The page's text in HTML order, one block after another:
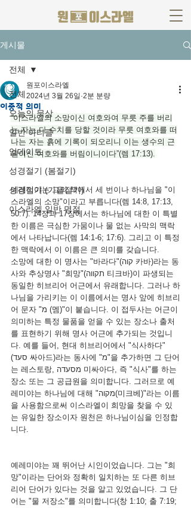
게시물
전체
오늘의 묵상
일반 아티클
업데이트
성경절기 (봄절기)
성경절기 (가을절기)
이스라엘 일반 명절
전체
이중적 의미
원포이스라엘
2024년 3월 26일 2분 분량
“이스라엘의 소망이신 여호와여 무릇 주를 버리
는 자는 다 수치를 당할 것이라 무릇 여호와를 떠
나는 자는 흙에 기록이 되오리니 이는 생수의 근
원이신 여호와를 버림이니이다”(렘 17:13).
예레미야는 그의 책에서 세 번이나 하나님을 "이
스라엘의 소망"이라고 부릅니다(렘 14:8, 17:13,
50:7). 14장과 17장에서는 하나님에 대한 이 특별
한 이름은 극심한 가뭄이나 물 없는 사막의 맥락
에서 나타납니다(렘 14:1-6; 17:6). 그리고 이 특정
한 맥락에서 이 이름은 큰 의미를 갖습니다.
소망에 대한 이 명사는 "바라다"(קוה 카바)라는 동
사와 추상명사 "희망"(תקווה 티크바)이 파생되는
동일한 히브리어 어근에서 유래합니다. 그러나 하
나님을 가리키는 이 이름에서는 명사 앞에 히브리
어 문자 "מ (멤)"이 붙습니다. 이 접두사는 어근이
의미하는 특정 물품을 얻을 수 있는 장소나 출처
를 표현하기 위해 명사 어근에 추가되는 것입니
다. 예를 들어, 현대 히브리어에서 "식사하다"
(סעד 싸아드)라는 동사에 "מ"을 추가하면 그 단어
는 레스토랑, מסעדה 미싸아다, 즉 "식사"를 하는
장소 또는 그 공급원을 의미합니다. 그러므로 예
레미야는 하나님에 대해 "מקוה(미크베)"라는 이름
을 사용함으로써 이스라엘이 희망을 찾을 수 있
는 유일한 장소이자 원천은 하나님이심을 인정합
니다.
예레미야는 꽤 뛰어난 시인이었습니다. 그는 "희
망"이라는 단어와 정확히 일치하는 또 다른 히브
리어 단어가 있다는 것을 알고 있었습니다. 그 단
어는 "물 저장소"를 의미합니다(창 1:10; 출 7:19;